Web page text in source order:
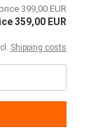
399,00 EUR
359,00 EUR
Shipping costs